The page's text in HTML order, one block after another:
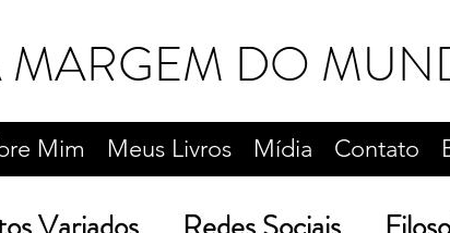
MARGEM DO
Mim Meus Livros Mídia Contato